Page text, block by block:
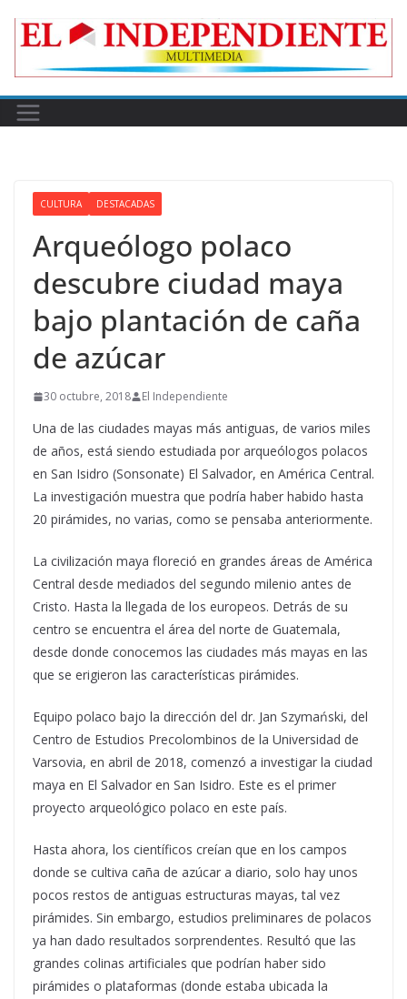
CULTURA DESTACADAS
Arqueólogo polaco
descubre ciudad maya
bajo plantación de caña
de azúcar
30 octubre, 2018 El Independiente
Una de las ciudades mayas más antiguas, de varios miles
de años, está siendo estudiada por arqueólogos polacos
en San Isidro (Sonsonate) El Salvador, en América Central.
La investigación muestra que podría haber habido hasta
20 pirámides, no varias, como se pensaba anteriormente.
La civilización maya floreció en grandes áreas de América
Central desde mediados del segundo milenio antes de
Cristo. Hasta la llegada de los europeos. Detrás de su
centro se encuentra el área del norte de Guatemala,
desde donde conocemos las ciudades más mayas en las
que se erigieron las características pirámides.
Equipo polaco bajo la dirección del dr. Jan Szymański, del
Centro de Estudios Precolombinos de la Universidad de
Varsovia, en abril de 2018, comenzó a investigar la ciudad
maya en El Salvador en San Isidro. Este es el primer
proyecto arqueológico polaco en este país.
Hasta ahora, los científicos creían que en los campos
donde se cultiva caña de azúcar a diario, solo hay unos
pocos restos de antiguas estructuras mayas, tal vez
pirámides. Sin embargo, estudios preliminares de polacos
ya han dado resultados sorprendentes. Resultó que las
grandes colinas artificiales que podrían haber sido
pirámides o plataformas (donde estaba ubicada la